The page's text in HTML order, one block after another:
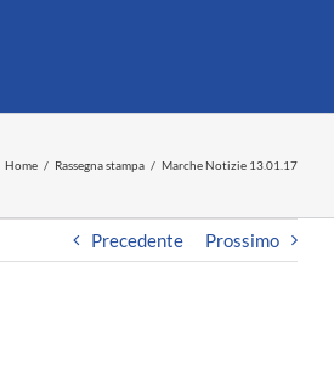
Home Rassegna stampa Marche Notizie 13.01.17
Precedente Prossimo